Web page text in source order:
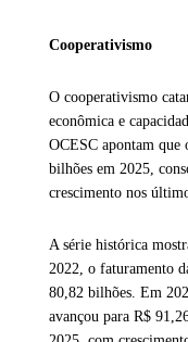
Cooperativismo
O cooperativismo
econômica e
OCESC apontam que
bilhões em 2025,
crescimento nos
A série histórica
2022, o faturamento
80,82 bilhões. Em
avançou para R$